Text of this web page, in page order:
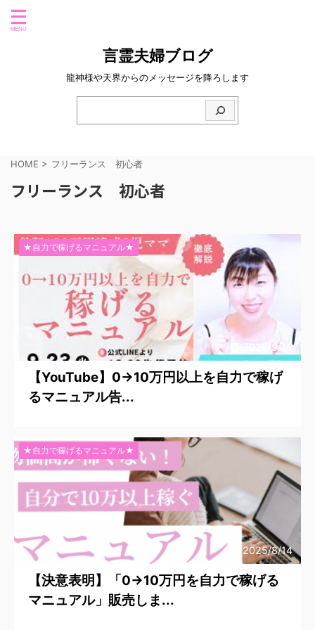
言霊夫婦ブログ
龍神様や天界からのメッセージを降ろします
HOME > フリーランス 初心者
フリーランス 初心者
2025/9/15
★自力で稼げるマニュアル★
【YouTube】0→10万円以上を自力で稼げ
るマニュアル告...
2025/8/14
★自力で稼げるマニュアル★
【決意表明】「0→10万円を自力で稼げる
マニュアル」販売しま...